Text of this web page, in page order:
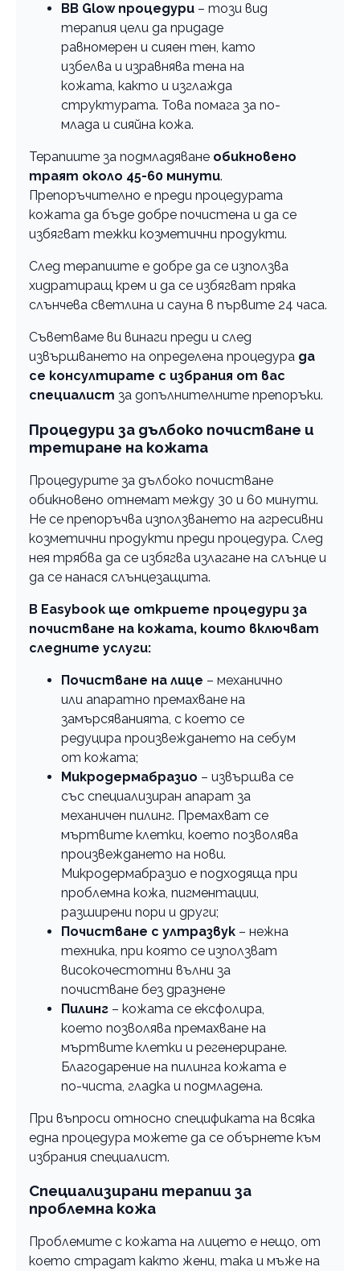
BB Glow процедури – този вид
терапия цели да придаде
равномерен и сияен тен, като
избелва и изравнява тена на
кожата, както и изглажда
структурата. Това помага за по-
млада и сияйна кожа.
Терапиите за подмладяване обикновено
траят около 45-60 минути.
Препоръчително е преди процедурата
кожата да бъде добре почистена и да се
избягват тежки козметични продукти.
След терапиите е добре да се използва
хидратиращ крем и да се избягват пряка
слънчева светлина и сауна в първите 24 часа.
Съветваме ви винаги преди и след
извършването на определена процедура да
се консултирате с избрания от вас
специалист за допълнителните препоръки.
Процедури за дълбоко почистване и
третиране на кожата
Процедурите за дълбоко почистване
обикновено отнемат между 30 и 60 минути.
Не се препоръчва използването на агресивни
козметични продукти преди процедура. След
нея трябва да се избягва излагане на слънце и
да се нанася слънцезащита.
В Easybook ще откриете процедури за
почистване на кожата, които включват
следните услуги:
Почистване на лице – механично
или апаратно премахване на
замърсяванията, с което се
редуцира произвеждането на себум
от кожата;
Микродермабразио – извършва се
със специализиран апарат за
механичен пилинг. Премахват се
мъртвите клетки, което позволява
произвеждането на нови.
Микродермабразио е подходяща при
проблемна кожа, пигментации,
разширени пори и други;
Почистване с ултразвук – нежна
техника, при която се използват
високочестотни вълни за
почистване без дразнене
Пилинг – кожата се ексфолира,
което позволява премахване на
мъртвите клетки и регенериране.
Благодарение на пилинга кожата е
по-чиста, гладка и подмладена.
При въпроси относно спецификата на всяка
една процедура можете да се обърнете към
избрания специалист.
Специализирани терапии за
проблемна кожа
Проблемите с кожата на лицето е нещо, от
което страдат както жени, така и мъже на